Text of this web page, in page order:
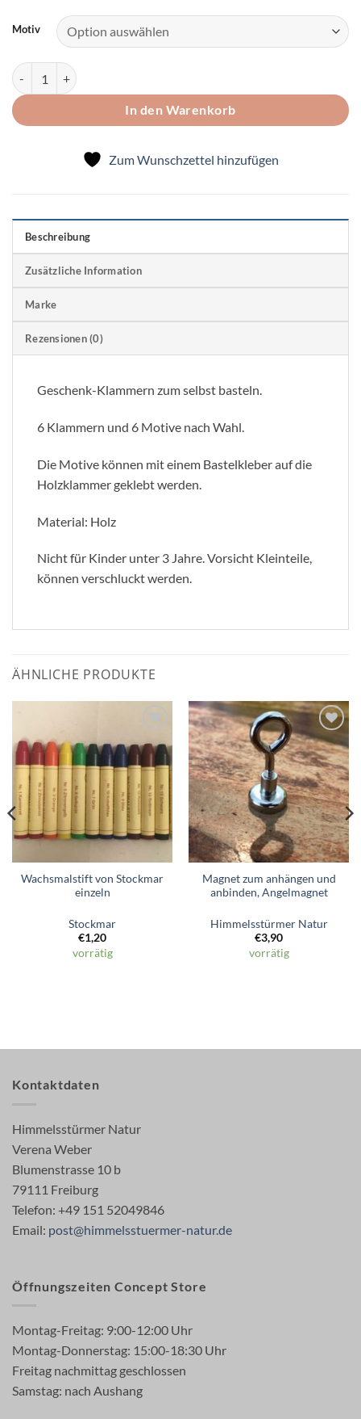
Motiv
Bastelset Geschenk-Klammern Menge
In den Warenkorb
Zum Wunschzettel hinzufügen
Beschreibung
Zusätzliche Information
Marke
Rezensionen (0)
Geschenk-Klammern zum selbst basteln.
6 Klammern und 6 Motive nach Wahl.
Die Motive können mit einem Bastelkleber auf die
Holzklammer geklebt werden.
Material: Holz
Nicht für Kinder unter 3 Jahre. Vorsicht Kleinteile,
können verschluckt werden.
ÄHNLICHE PRODUKTE
Zum
Wunschzettel
hinzufügen
Wachsmalstift von Stockmar
einzeln
Stockmar
€1,20
vorrätig
Zum
Wunschzettel
hinzufügen
Magnet zum anhängen und
anbinden, Angelmagnet
Himmelsstürmer Natur
€3,90
vorrätig
Kontaktdaten
Himmelsstürmer Natur
Verena Weber
Blumenstrasse 10 b
79111 Freiburg
Telefon: +49 151 52049846
Email: post@himmelsstuermer-natur.de
Öffnungszeiten Concept Store
Montag-Freitag: 9:00-12:00 Uhr
Montag-Donnerstag: 15:00-18:30 Uhr
Freitag nachmittag geschlossen
Samstag: nach Aushang